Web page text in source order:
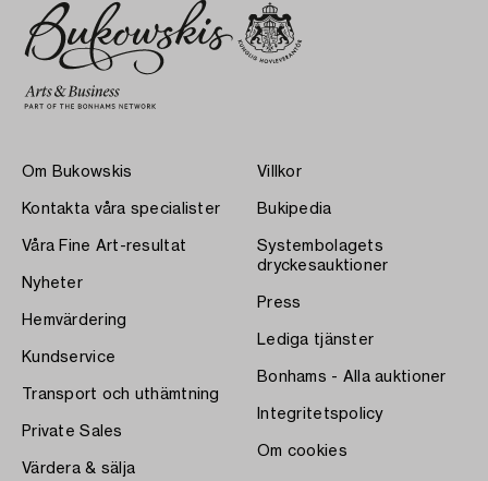
Om Bukowskis
Kontakta våra specialister
Våra Fine Art-resultat
Nyheter
Hemvärdering
Kundservice
Transport och uthämtning
Private Sales
Värdera & sälja
Villkor
Bukipedia
Systembolagets
dryckesauktioner
Press
Lediga tjänster
Bonhams - Alla auktioner
Integritetspolicy
Om cookies